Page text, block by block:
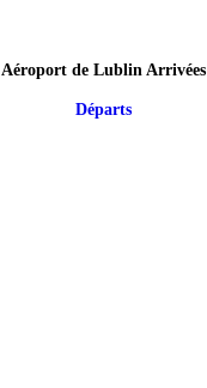
Aéroport de Lublin Arrivées
Départs